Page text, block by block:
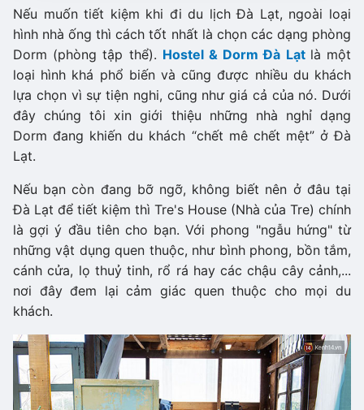
Nếu muốn tiết kiệm khi đi du lịch Đà Lạt, ngoài loại
hình nhà ống thì cách tốt nhất là chọn các dạng phòng
Dorm (phòng tập thể). Hostel & Dorm Đà Lạt là một
loại hình khá phổ biến và cũng được nhiều du khách
lựa chọn vì sự tiện nghi, cũng như giá cả của nó. Dưới
đây chúng tôi xin giới thiệu những nhà nghỉ dạng
Dorm đang khiến du khách “chết mê chết mệt” ở Đà
Lạt.
Nếu bạn còn đang bỡ ngỡ, không biết nên ở đâu tại
Đà Lạt để tiết kiệm thì Tre's House (Nhà của Tre) chính
là gợi ý đầu tiên cho bạn. Với phong "ngẫu hứng" từ
những vật dụng quen thuộc, như bình phong, bồn tắm,
cánh cửa, lọ thuỷ tinh, rổ rá hay các chậu cây cảnh,...
nơi đây đem lại cảm giác quen thuộc cho mọi du
khách.